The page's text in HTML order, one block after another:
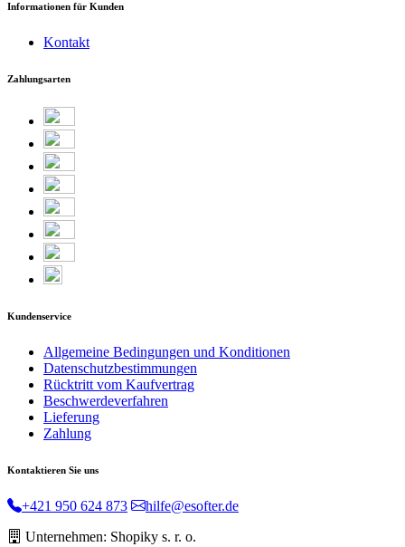
Informationen für Kunden
Kontakt
Zahlungsarten
Kundenservice
Allgemeine Bedingungen und Konditionen
Datenschutzbestimmungen
Rücktritt vom Kaufvertrag
Beschwerdeverfahren
Lieferung
Zahlung
Kontaktieren Sie uns
+421 950 624 873
hilfe@esofter.de
Unternehmen: Shopiky s. r. o.